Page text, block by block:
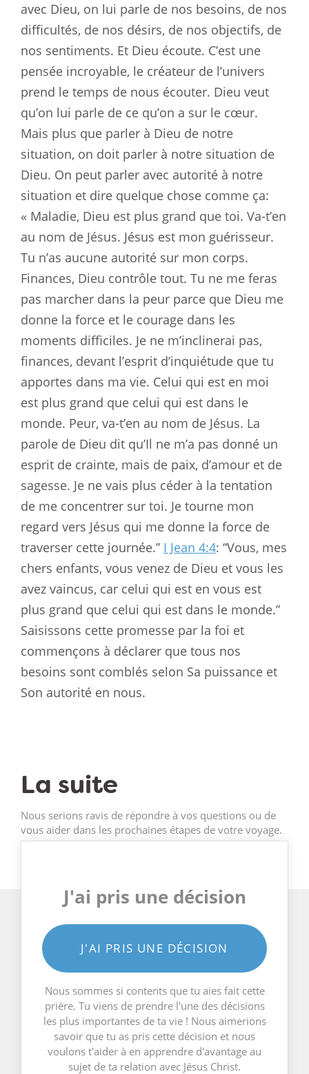
avec Dieu, on lui parle de nos besoins, de nos
difficultés, de nos désirs, de nos objectifs, de
nos sentiments. Et Dieu écoute. C’est une
pensée incroyable, le créateur de l’univers
prend le temps de nous écouter. Dieu veut
qu’on lui parle de ce qu’on a sur le cœur.
Mais plus que parler à Dieu de notre
situation, on doit parler à notre situation de
Dieu. On peut parler avec autorité à notre
situation et dire quelque chose comme ça:
« Maladie, Dieu est plus grand que toi. Va-t’en
au nom de Jésus. Jésus est mon guérisseur.
Tu n’as aucune autorité sur mon corps.
Finances, Dieu contrôle tout. Tu ne me feras
pas marcher dans la peur parce que Dieu me
donne la force et le courage dans les
moments difficiles. Je ne m’inclinerai pas,
finances, devant l’esprit d’inquiétude que tu
apportes dans ma vie. Celui qui est en moi
est plus grand que celui qui est dans le
monde. Peur, va-t’en au nom de Jésus. La
parole de Dieu dit qu’Il ne m’a pas donné un
esprit de crainte, mais de paix, d’amour et de
sagesse. Je ne vais plus céder à la tentation
de me concentrer sur toi. Je tourne mon
regard vers Jésus qui me donne la force de
traverser cette journée.” I Jean 4:4: “Vous, mes
chers enfants, vous venez de Dieu et vous les
avez vaincus, car celui qui est en vous est
plus grand que celui qui est dans le monde.”
Saisissons cette promesse par la foi et
commençons à déclarer que tous nos
besoins sont comblés selon Sa puissance et
Son autorité en nous.
La suite
Nous serions ravis de répondre à vos questions ou de
vous aider dans les prochaines étapes de votre voyage.
J'ai pris une décision
J'AI PRIS UNE DÉCISION
Nous sommes si contents que tu aies fait cette
prière. Tu viens de prendre l'une des décisions
les plus importantes de ta vie ! Nous aimerions
savoir que tu as pris cette décision et nous
voulons t'aider à en apprendre d'avantage au
sujet de ta relation avec Jésus Christ.